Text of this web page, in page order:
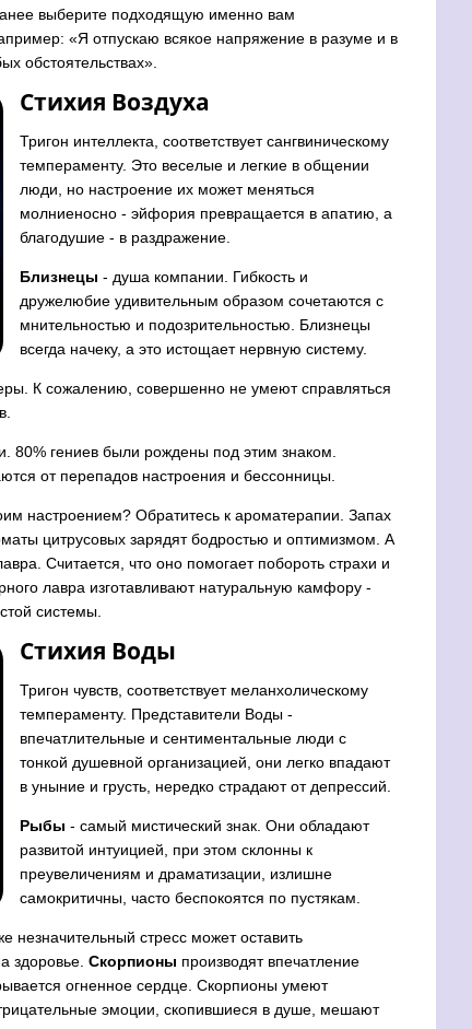
выберите подходящую именно вам
«Я отпускаю всякое напряжение в разуме и в
обстоятельствах».
Стихия Воздуха
Тригон интеллекта, соответствует сангвиническому
темпераменту. Это веселые и легкие в общении
люди, но настроение их может меняться
молниеносно - эйфория превращается в апатию, а
благодушие - в раздражение.
Близнецы - душа компании. Гибкость и
дружелюбие удивительным образом сочетаются с
мнительностью и подозрительностью. Близнецы
всегда начеку, а это истощает нервную систему.
К сожалению, совершенно не умеют справляться
гениев были рождены под этим знаком.
от перепадов настроения и бессонницы.
настроением? Обратитесь к ароматерапии. Запах
цитрусовых зарядят бодростью и оптимизмом. А
Считается, что оно помогает побороть страхи и
лавра изготавливают натуральную камфору -
системы.
Стихия Воды
Тригон чувств, соответствует меланхолическому
темпераменту. Представители Воды -
впечатлительные и сентиментальные люди с
тонкой душевной организацией, они легко впадают
в уныние и грусть, нередко страдают от депрессий.
Рыбы - самый мистический знак. Они обладают
развитой интуицией, при этом склонны к
преувеличениям и драматизации, излишне
самокритичны, часто беспокоятся по пустякам.
стресс может оставить
здоровье. Скорпионы производят впечатление
огненное сердце. Скорпионы умеют
эмоции, скопившиеся в душе, мешают